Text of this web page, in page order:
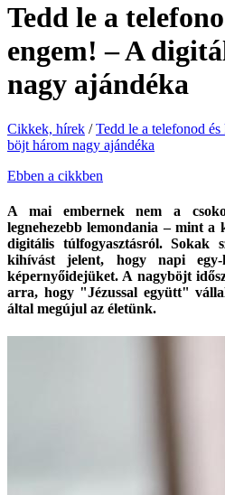
Tedd le a
engem! – A
nagy ajándéka
Cikkek, hírek /Tedd le a telefonod
böjt három nagy ajándéka
Ebben a cikkben
A mai embernek nem a
legnehezebb lemondania – mint
digitális túlfogyasztásról. Sokak
kihívást jelent, hogy napi
képernyőidejüket. A nagyböjt
arra, hogy "Jézussal együtt"
által megújul az életünk.